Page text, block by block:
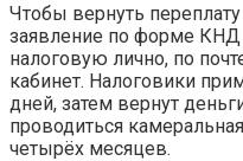
Чтобы вернуть
заявление по форме КНД
налоговую лично, по
кабинет. Налоговики
дней, затем вернут
проводиться
четырёх месяцев.